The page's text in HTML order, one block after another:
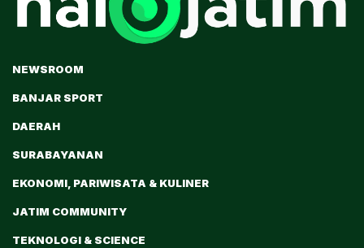
NEWSROOM
BANJAR SPORT
DAERAH
SURABAYANAN
EKONOMI, PARIWISATA & KULINER
JATIM COMMUNITY
TEKNOLOGI & SCIENCE